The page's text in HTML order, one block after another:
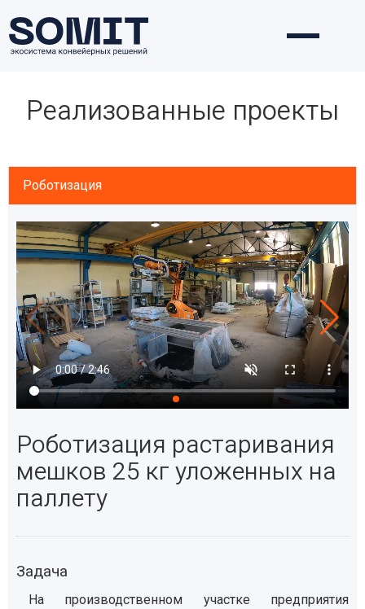
Реализованные проекты
Роботизация
Роботизация растаривания
мешков 25 кг уложенных на
паллету
Задача
На производственном участке предприятия